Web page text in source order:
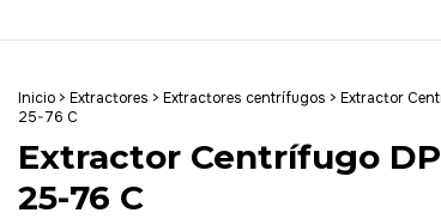
Inicio > Extractores > Extractores centrífugos > Extractor
25-76 C
Extractor Centrífugo
25-76 C